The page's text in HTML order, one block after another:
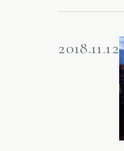
2018.11.12